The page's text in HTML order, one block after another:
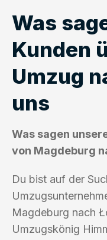
Was
Kunden
Umzug
uns
Was sagen
von Magdeburg
Du bist auf der
Magdeburg nach
Umzugskönig